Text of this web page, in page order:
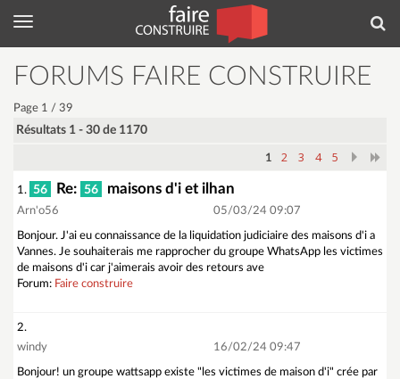
Menu
FORUMS FAIRE CONSTRUIRE
Page 1 / 39
Résultats 1 - 30 de 1170
1 2 3 4 5
1. 56 Re: 56 maisons d'i et ilhan
Arn'o56 05/03/24 09:07
Bonjour. J'ai eu connaissance de la liquidation judiciaire des maisons d'i a
Vannes. Je souhaiterais me rapprocher du groupe WhatsApp les victimes
de maisons d'i car j'aimerais avoir des retours ave
Forum: Faire construire
2.
windy
16/02/24 09:47
Bonjour! un groupe wattsapp existe "les victimes de maison d'i" crée par